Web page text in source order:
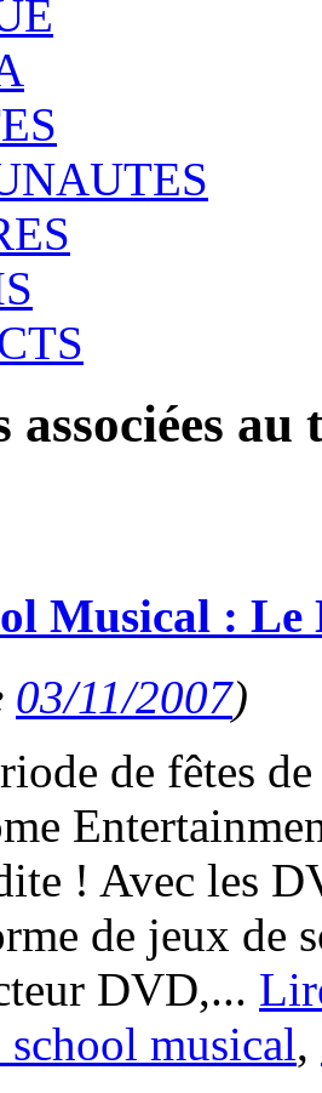
associées au
Musical :
03/11/2007)
de fêtes
! Avec les
de jeux de
DVD,...
musical,